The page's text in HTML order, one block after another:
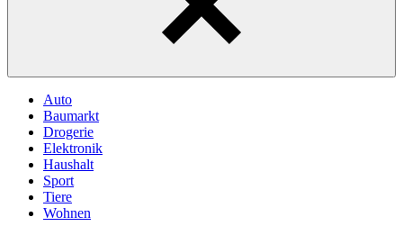
Auto
Baumarkt
Drogerie
Elektronik
Haushalt
Sport
Tiere
Wohnen